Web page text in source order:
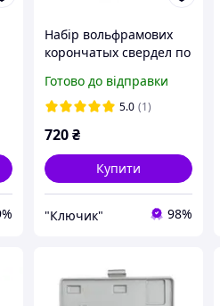
Набір вольфрамових
корончатых свердел по
73 мм) Sigma 1512051
Готово до відправки
5.0 (1)
720₴
Купити
"Ключик" 98%